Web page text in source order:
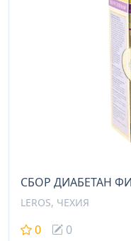
СБОР ДИАБЕТАН
LEROS, ЧЕХИЯ
0 0